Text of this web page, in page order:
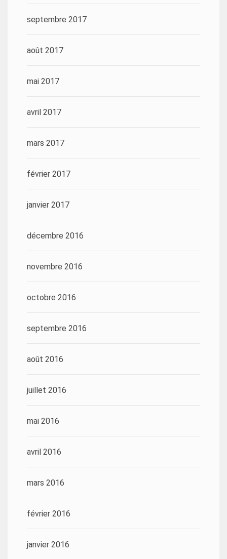
septembre 2017
août 2017
mai 2017
avril 2017
mars 2017
février 2017
janvier 2017
décembre 2016
novembre 2016
octobre 2016
septembre 2016
août 2016
juillet 2016
mai 2016
avril 2016
mars 2016
février 2016
janvier 2016